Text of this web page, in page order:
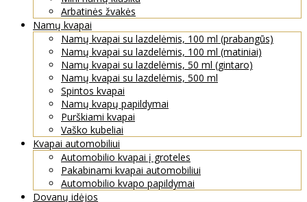
Arbatinės žvakės
Namų kvapai
Namų kvapai su lazdelėmis, 100 ml (prabangūs)
Namų kvapai su lazdelėmis, 100 ml (matiniai)
Namų kvapai su lazdelėmis, 50 ml (gintaro)
Namų kvapai su lazdelėmis, 500 ml
Spintos kvapai
Namų kvapų papildymai
Purškiami kvapai
Vaško kubeliai
Kvapai automobiliui
Automobilio kvapai į groteles
Pakabinami kvapai automobiliui
Automobilio kvapo papildymai
Dovanų idėjos